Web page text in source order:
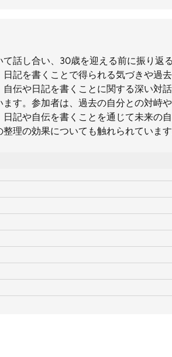
話し合い、30歳を迎える前に振り返
記を書くことで得られる気づきや過
伝や日記を書くことに関する深い対
す。参加者は、過去の自分との対峙
記や自伝を書くことを通じて未来の
理の効果についても触れられています